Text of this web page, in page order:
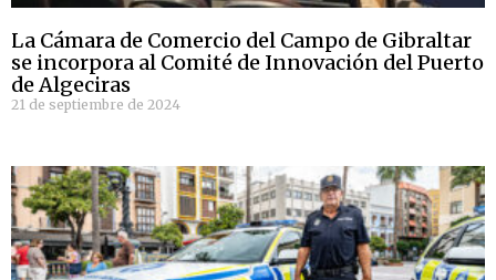
La Cámara de Comercio del Campo de Gibraltar
se incorpora al Comité de Innovación del Puerto
de Algeciras
21 de septiembre de 2024